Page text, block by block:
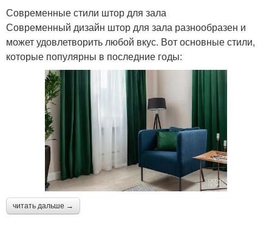
Современные стили штор для зала
Современный дизайн штор для зала разнообразен и
может удовлетворить любой вкус. Вот основные стили,
которые популярны в последние годы:
читать дальше →